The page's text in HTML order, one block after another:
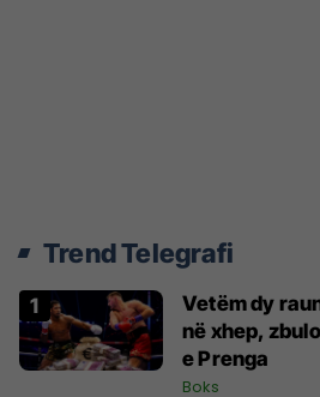
Trend Telegrafi
Vetëm dy
në xhep,
e Prenga
Boks